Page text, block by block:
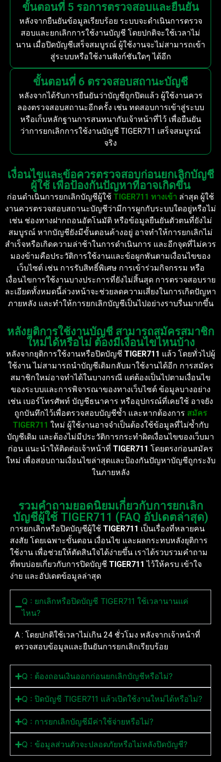
ขั้นตอนที่ 5 รอการตรวจสอบและยืนยัน
หลังจากยืนยันข้อมูลเรียบร้อย ระบบจะดำเนินการตรวจ
สอบและยกเลิกการใช้งานบัญชี โดยปกติจะใช้เวลาไม่
นาน เมื่อปิดบัญชีเสร็จสมบูรณ์ ผู้ใช้งานจะไม่สามารถเข้า
สู่ระบบหรือใช้งานฟังก์ชันใดๆ ได้อีก
ขั้นตอนที่ 6 ตรวจสอบสถานะบัญชี
หลังจากได้รับการยืนยันว่าบัญชีถูกปิดแล้ว ผู้ใช้งานควร
ลองตรวจสอบสถานะอีกครั้ง เช่น ทดสอบการเข้าสู่ระบบ
หรือเก็บหลักฐานการสนทนากับเจ้าหน้าที่ไว้ เพื่อยืนยัน
ว่าการยกเลิกการใช้งานบัญชี TIGER711 เสร็จสมบูรณ์
จริง
เงื่อนไขและข้อควรตรวจสอบก่อนยกเลิกบัญชี
ผู้ใช้ เพื่อป้องกันปัญหาที่อาจเกิดขึ้น
ก่อนดำเนินการยกเลิกบัญชีผู้ใช้ TIGER711 ทางเข้า ล่าสุด ผู้ใช้
งานควรตรวจสอบสถานะบัญชีว่ามีการผูกกับระบบใดอยู่หรือไม่
เช่น ช่องทางฝากถอนอัตโนมัติ หรือข้อมูลยืนยันตัวตนที่ยังไม่
สมบูรณ์ หากบัญชียังมีขั้นตอนค้างอยู่ อาจทำให้การยกเลิกไม่
สำเร็จหรือเกิดความล่าช้าในการดำเนินการ และอีกจุดที่ไม่ควร
มองข้ามคือประวัติการใช้งานและข้อผูกพันตามเงื่อนไขของ
เว็บไซต์ เช่น การรับสิทธิ์พิเศษ การเข้าร่วมกิจกรรม หรือ
เงื่อนไขการใช้งานบางประการที่ยังไม่สิ้นสุด การตรวจสอบราย
ละเอียดทั้งหมดนี้ล่วงหน้าจะช่วยลดความเสี่ยงในการเกิดปัญหา
ภายหลัง และทำให้การยกเลิกบัญชีเป็นไปอย่างราบรื่นมากขึ้น
หลังยุติการใช้งานบัญชี สามารถสมัครสมาชิก
ใหม่ได้หรือไม่ ต้องมีเงื่อนไขไหนบ้าง
หลังจากยุติการใช้งานหรือปิดบัญชี TIGER711 แล้ว โดยทั่วไปผู้
ใช้งาน ไม่สามารถนำบัญชีเดิมกลับมาใช้งานได้อีก การสมัคร
สมาชิกใหม่อาจทำได้ในบางกรณี แต่ต้องเป็นไปตามเงื่อนไข
ของระบบและการพิจารณาของทางเว็บไซต์ ข้อมูลบางอย่าง
เช่น เบอร์โทรศัพท์ บัญชีธนาคาร หรืออุปกรณ์ที่เคยใช้ อาจยัง
ถูกบันทึกไว้เพื่อตรวจสอบบัญชีซ้ำ และหากต้องการ สมัคร
TIGER711 ใหม่ ผู้ใช้งานอาจจำเป็นต้องใช้ข้อมูลที่ไม่ซ้ำกับ
บัญชีเดิม และต้องไม่มีประวัติการกระทำผิดเงื่อนไขของเว็บมา
ก่อน แนะนำให้ติดต่อเจ้าหน้าที่ TIGER711 โดยตรงก่อนสมัคร
ใหม่ เพื่อสอบถามเงื่อนไขล่าสุดและป้องกันปัญหาบัญชีถูกระงับ
ในภายหลัง
รวมคำถามยอดนิยมเกี่ยวกับการยกเลิก
บัญชีผู้ใช้ TIGER711 (FAQ อัปเดตล่าสุด)
การยกเลิกหรือปิดบัญชีผู้ใช้ TIGER711 เป็นเรื่องที่หลายคน
สงสัย โดยเฉพาะขั้นตอน เงื่อนไข และผลกระทบหลังยุติการ
ใช้งาน เพื่อช่วยให้ตัดสินใจได้ง่ายขึ้น เราได้รวบรวมคำถาม
ที่พบบ่อยเกี่ยวกับการปิดบัญชี TIGER711 ไว้ให้ครบ เข้าใจ
ง่าย และอัปเดตข้อมูลล่าสุด
Q : ยกเลิกหรือปิดบัญชี TIGER711 ใช้เวลานานแค่
ไหน?
A : โดยปกติใช้เวลาไม่เกิน 24 ชั่วโมง หลังจากเจ้าหน้าที่
ตรวจสอบข้อมูลและยืนยันการยกเลิกเรียบร้อย
Q : ต้องถอนเงินออกก่อนยกเลิกบัญชีหรือไม่?
Q : ปิดบัญชี TIGER711 แล้วเปิดใช้งานใหม่ได้หรือไม่?
Q : การยกเลิกบัญชีมีค่าใช้จ่ายหรือไม่?
Q : ข้อมูลส่วนตัวจะปลอดภัยหรือไม่หลังปิดบัญชี?